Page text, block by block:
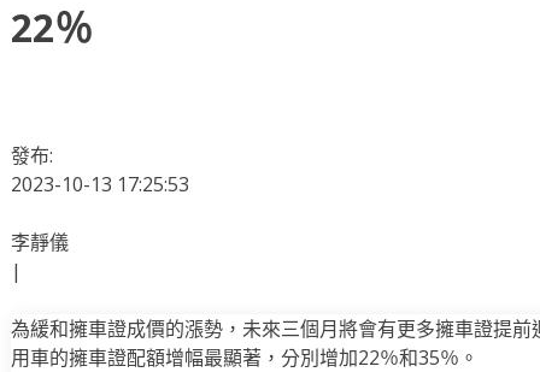
22％
發布:
2023-10-13 17:25:53
李靜儀
|
為緩和擁車證成價的漲勢，未來三個月將會有更多擁車證提
用車的擁車證配額增幅最顯著，分別增加22％和35％。